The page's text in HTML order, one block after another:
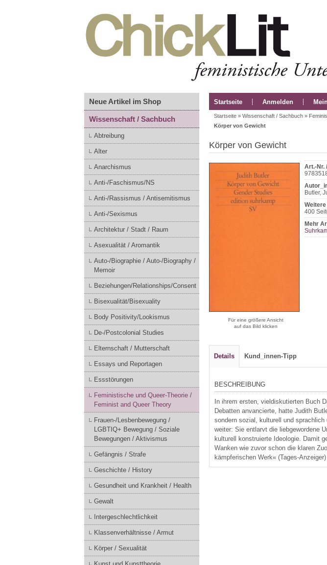
Neue Artikel im Shop
Wissenschaft / Sachbuch
Abtreibung
Alter
Anarchismus
Anti-/Faschismus/NS
Anti-/Rassismus / Antisemitismus
Anti-/Sexismus
Architektur / Stadt / Raum
Asexualität / Aromantik
Auto-/Biographie / Auto-/Biography /
Memoir
Beziehungen/Relationships/Consent
Bisexualität/Bisexuality
Body Positivity/Lookismus
De-/Postcolonial Studies
Elternschaft / Mutterschaft
Essays und Reportagen
Essstörungen
Feministische und Queer-Theorie /
Feminist and Queer Theory
Frauen-/Lesbenbewegung /
LGBTIQ+ Bewegung / Soziale
Bewegungen / Aktivismus
Gefängnis / Strafe
Geschichte / History
Gesundheit und Krankheit / Health
Gewalt
Intergeschlechtlichkeit
Klassenverhältnisse / Armut
Körper / Sexualität
Startseite Anmelden
Startseite » Wissenschaft / Sachbuch »
Körper von Gewicht
Körper von Gewicht
Für eine größere Ansicht
auf das Bild klicken
Art.-Nr.
Butler,
400
Mehr
Details Kund_innen-Tipp
BESCHREIBUNG
In ihrem ersten, vieldiskutierten Buch
Debatten anvancierte, hatte Judith
sondern sozial, kulturell und
weiter: Sie entlarvt die liebgewordene
kulturell konstruierte Ideologie. Damit
Wanken wie zuvor schon die klaren
kämpferischen Werk« (Tages-